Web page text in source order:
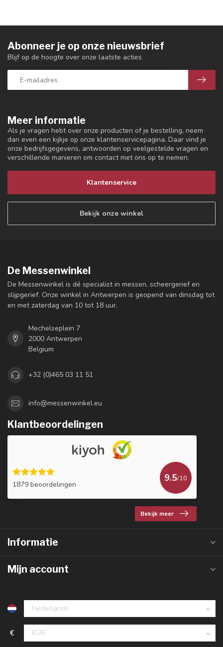
Meer informatie
Als je vragen hebt over onze producten of je bestelling, neem
dan even een kijkje op onze klantenservicepagina. Daar vind je
onze bedrijfsgegevens, antwoorden op veelgestelde vragen en
verschillende manieren om contact met ons op te nemen.
Klantenservice
Bekijk onze winkel
Abonneer je op onze nieuwsbrief
Blijf op de hoogte over onze laatste acties
De Messenwinkel
De Messenwinkel is dé specialist in messen, scheergerief en
slijpgerief. Onze winkel in Antwerpen is geopend van dinsdag tot
en met zaterdag van 10 tot 18 uur.
Mechelseplein 7
2000 Antwerpen
Belgium
+32 (0)465 03 11 51
info@messenwinkel.eu
Klantbeoordelingen
1879 beoordelingen
9.5/10
Bekijk meer
Informatie
Mijn account
€